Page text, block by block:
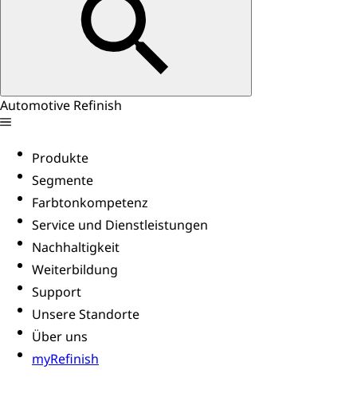
Automotive Refinish
Produkte
Segmente
Farbtonkompetenz
Service und Dienstleistungen
Nachhaltigkeit
Weiterbildung
Support
Unsere Standorte
Über uns
myRefinish